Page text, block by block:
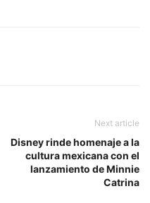
Next article
Disney rinde homenaje a la
cultura mexicana con el
lanzamiento de Minnie
Catrina